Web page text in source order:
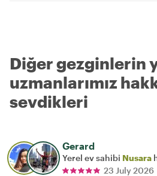
Diğer gezginlerin
uzmanlarımız
sevdikleri
Gerard
Yerel ev sahibi Nusara
23 July 2026